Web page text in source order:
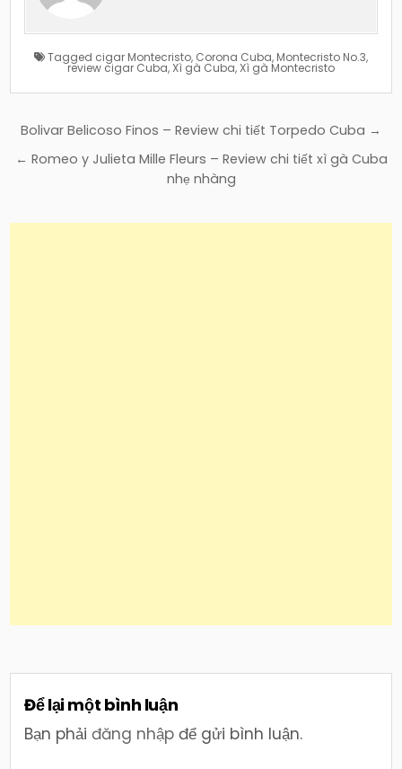
Tagged cigar Montecristo, Corona Cuba, Montecristo No.3,
review cigar Cuba,Xì gà Cuba,Xì gà Montecristo
Điều
hướng
Bolivar Belicoso Finos – Review chi tiết Torpedo Cuba →
← Romeo y Julieta Mille Fleurs – Review chi tiết xì gà Cuba
nhẹ nhàng
Để lại một bình luận
Bạn phảiđăng nhập để gửi bình luận.